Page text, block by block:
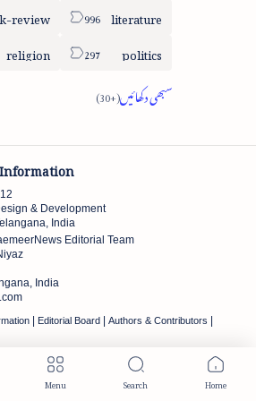
literature
politics
religion
& Development
India
Editorial Team
India
Editorial Board Authors & Contributors